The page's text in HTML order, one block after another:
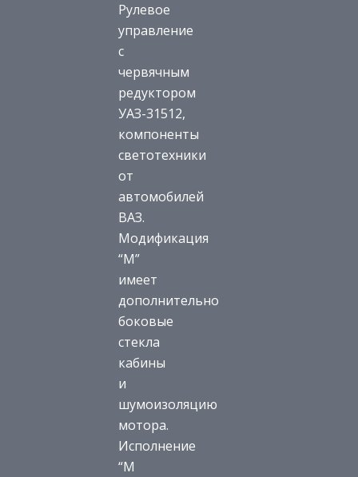
Рулевое
управление
с
червячным
редуктором
УАЗ-31512,
компоненты
светотехники
от
автомобилей
ВАЗ.
Модификация
“М”
имеет
дополнительно
боковые
стекла
кабины
и
шумоизоляцию
мотора.
Исполнение
“М